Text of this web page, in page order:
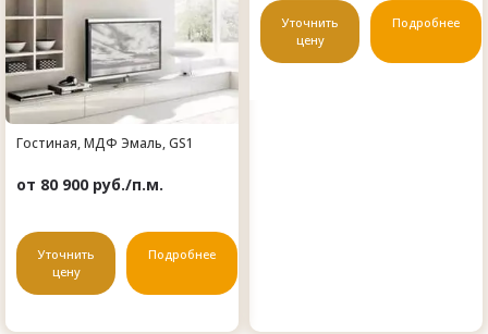
Гостиная, МДФ Эмаль, GS1
от 80 900 руб./п.м.
Уточнить
цену
Подробнее
Уточнить
цену
Подробнее